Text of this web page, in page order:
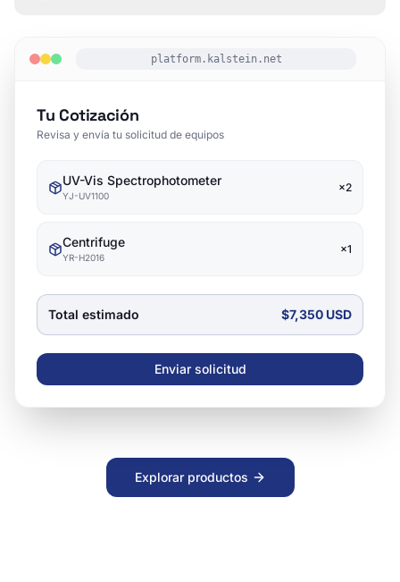
platform.kalstein.net
Tu Cotización
Revisa y envía tu solicitud de equipos
UV-Vis Spectrophotometer
YJ-UV1100
×2
Centrifuge
YR-H2016
×1
Total estimado $7,350 USD
Enviar solicitud
Explorar productos